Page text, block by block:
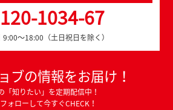
1034-67
9:00～18:00（土日祝日を除く）
ブの情報をお届け！
「知りたい」を定期配信中！
ォローして今すぐCHECK！